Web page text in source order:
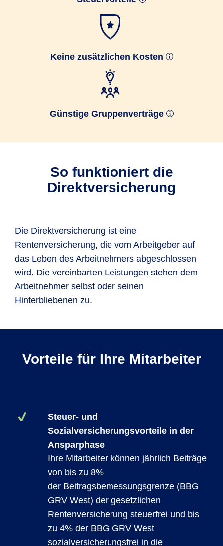
Keine zusätzlichen Kosten
Günstige Gruppenverträge
So funktioniert die
Direktversicherung
Die Direktversicherung ist eine
Rentenversicherung, die vom Arbeitgeber auf
das Leben des Arbeitnehmers abgeschlossen
wird. Die vereinbarten Leistungen stehen dem
Arbeitnehmer selbst oder seinen
Hinterbliebenen zu.
Vorteile für Ihre Mitarbeiter
Steuer- und
Sozialversicherungsvorteile in der
Ansparphase
Ihre Mitarbeiter können jährlich Beiträge
von bis zu 8%
der Beitragsbemessungsgrenze (BBG
GRV West) der gesetzlichen
Rentenversicherung steuerfrei und bis
zu 4% der BBG GRV West
sozialversicherungsfrei in die